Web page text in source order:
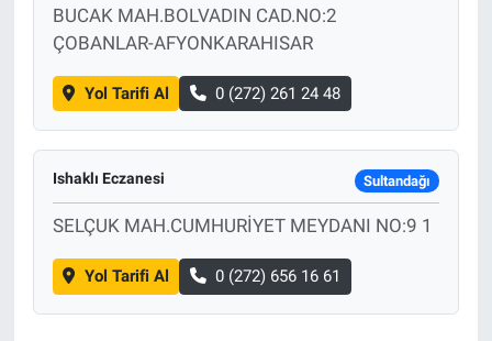
BUCAK MAH.BOLVADIN CAD.NO:2
ÇOBANLAR-AFYONKARAHISAR
Yol Tarifi Al 0 (272) 261 24 48
Ishaklı Eczanesi Sultandağı
SELÇUK MAH.CUMHURİYET MEYDANI NO:9 1
Yol Tarifi Al 0 (272) 656 16 61